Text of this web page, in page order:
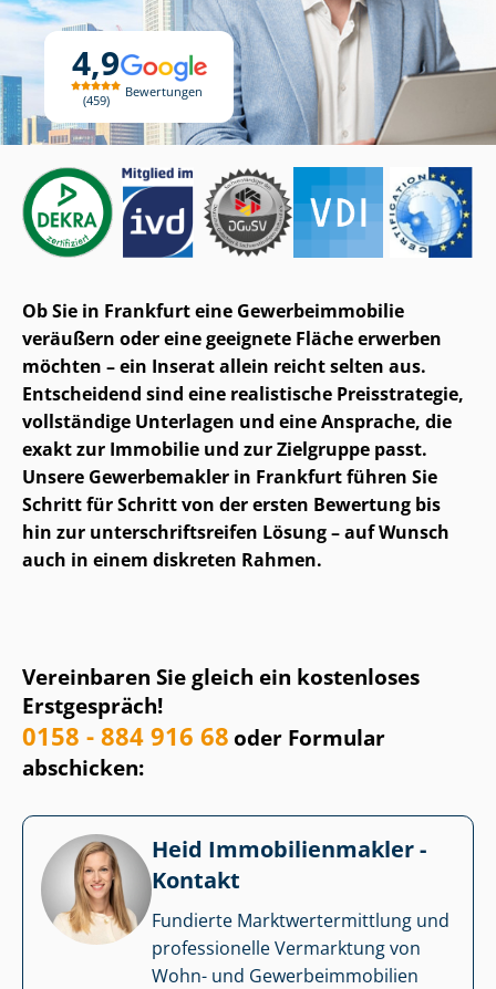
4,9
459
Bewertungen
Ob Sie in Frankfurt eine Ge­wer­be­im­mo­bi­lie
veräußern oder eine geeignete Fläche erwerben
möchten – ein Inserat allein reicht selten aus.
Entscheidend sind eine realistische Preisstrategie,
vollständige Unterlagen und eine Ansprache, die
exakt zur Immobilie und zur Zielgruppe passt.
Unsere Gewerbemakler in Frankfurt führen Sie
Schritt für Schritt von der ersten Bewertung bis
hin zur un­ter­schrifts­rei­fen Lösung – auf Wunsch
auch in einem diskreten Rahmen.
Vereinbaren Sie gleich ein kostenloses
Erstgespräch!
0158 - 884 916 68oder Formular
abschicken:
Heid Im­mo­bi­li­en­mak­ler -
Kontakt
Fundierte Markt­wert­ermitt­lung und
professionelle Vermarktung von
Wohn- und Ge­wer­be­im­mo­bi­li­en